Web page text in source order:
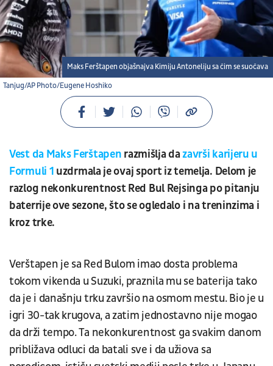
Tanjug/AP Photo/Eugene Hoshiko
Maks Ferštapen objašnajva Kimiju Antoneliju sa čim se suočava
Vest da Maks Ferštapen razmišlja dazavrši karijeru u
Formuli 1 uzdrmala je ovaj sport iz temelja. Delom je
razlog nekonkurentnost Red Bul Rejsinga po pitanju
baterrije ove sezone, što se ogledalo i na treninzima i
kroz trke.
Verštapen je sa Red Bulom imao dosta problema
tokom vikenda u Suzuki, praznila mu se baterija tako
da je i današnju trku završio na osmom mestu. Bio je u
igri 30-tak krugova, a zatim jednostavno nije mogao
da drži tempo. Ta nekonkurentnost ga svakim danom
približava odluci da batali sve i da užiova sa